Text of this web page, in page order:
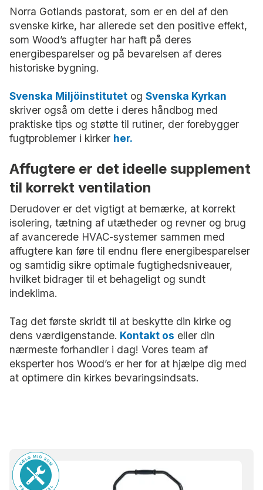
Norra Gotlands pastorat, som er en del af den
svenske kirke, har allerede set den positive effekt,
som Wood’s affugter har haft på deres
energibesparelser og på bevarelsen af deres
historiske bygning.
Svenska Miljöinstitutet og Svenska Kyrkan
skriver også om dette i deres håndbog med
praktiske tips og støtte til rutiner, der forebygger
fugtproblemer i kirker her.
Affugtere er det ideelle supplement
til korrekt ventilation
Derudover er det vigtigt at bemærke, at korrekt
isolering, tætning af utætheder og revner og brug
af avancerede HVAC-systemer sammen med
affugtere kan føre til endnu flere energibesparelser
og samtidig sikre optimale fugtighedsniveauer,
hvilket bidrager til et behageligt og sundt
indeklima.
Tag det første skridt til at beskytte din kirke og
dens værdigenstande. Kontakt os eller din
nærmeste forhandler i dag! Vores team af
eksperter hos Wood’s er her for at hjælpe dig med
at optimere din kirkes bevaringsindsats.